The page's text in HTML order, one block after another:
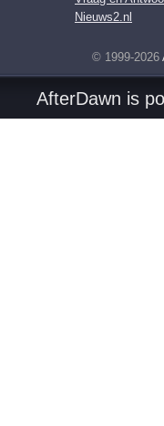
Nieuws2.nl
© 1999-2026
AfterDawn is